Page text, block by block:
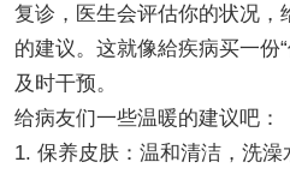
复诊，医生会评估你的状况，
的建议。这就像給疾病买一份
及时干预。
给病友们一些温暖的建议吧：
1. 保养皮肤：温和清洁，洗